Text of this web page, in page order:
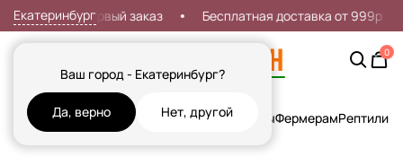
Екатеринбург
Ваш город - Екатеринбург?
Да, верно Нет, другой
7% на первый заказ Бесплатная доставка от 999р
0
Кошки СобакиРыбы Грызуны и Хорьки ПтицыФермерамРептилии